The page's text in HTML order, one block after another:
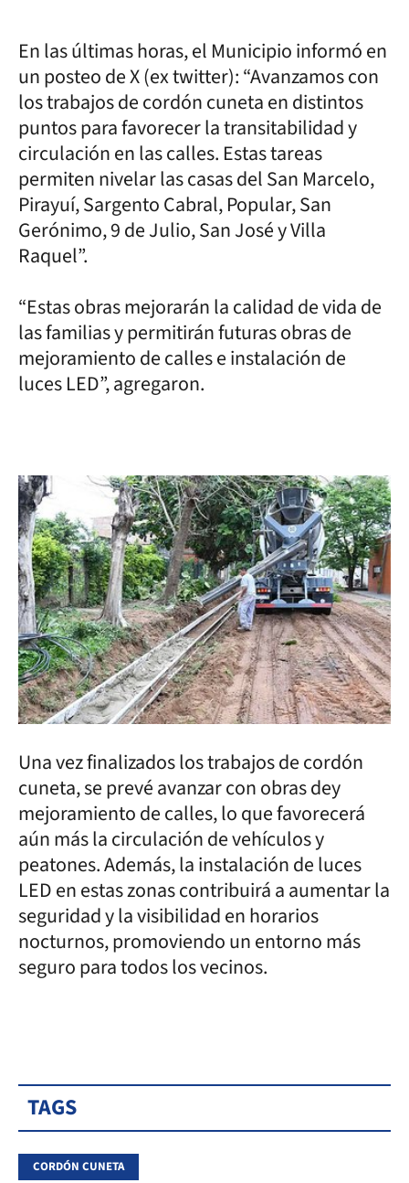
En las últimas horas, el Municipio informó en
un posteo de X (ex twitter): “Avanzamos con
los trabajos de cordón cuneta en distintos
puntos para favorecer la transitabilidad y
circulación en las calles. Estas tareas
permiten nivelar las casas del San Marcelo,
Pirayuí, Sargento Cabral, Popular, San
Gerónimo, 9 de Julio, San José y Villa
Raquel”.
“Estas obras mejorarán la calidad de vida de
las familias y permitirán futuras obras de
mejoramiento de calles e instalación de
luces LED”, agregaron.
Una vez finalizados los trabajos de cordón
cuneta, se prevé avanzar con obras dey
mejoramiento de calles, lo que favorecerá
aún más la circulación de vehículos y
peatones. Además, la instalación de luces
LED en estas zonas contribuirá a aumentar la
seguridad y la visibilidad en horarios
nocturnos, promoviendo un entorno más
seguro para todos los vecinos.
TAGS
CORDÓN CUNETA